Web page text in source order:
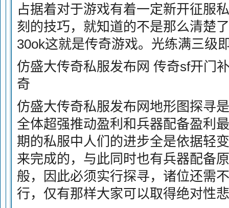
占据着对于游戏有着一定新开征服
刻的技巧，就知道的不是那么清楚
30ok这就是传奇游戏。光练满三级
仿盛大传奇私服发布网 传奇sf开门
奇
仿盛大传奇私服发布网地形图探寻
全体超强推动盈利和兵器配备盈利
期的私服中人们的进步全是依据轻
来完成的，与此同时也有兵器配备
般，因此必须实行探寻，诸位还需
行，仅有那样大家可以取得绝对性